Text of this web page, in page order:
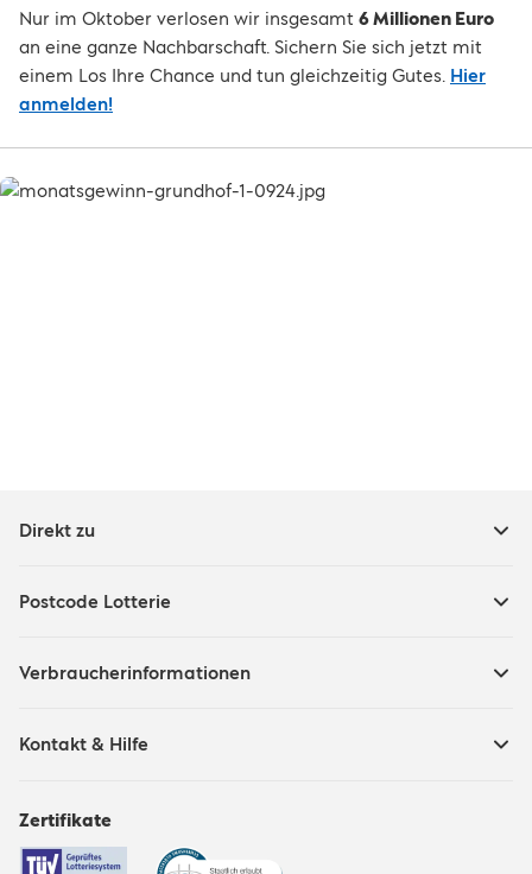
Nur im Oktober verlosen wir insgesamt 6 Millionen Euro
an eine ganze Nachbarschaft. Sichern Sie sich jetzt mit
einem Los Ihre Chance und tun gleichzeitig Gutes. Hier
anmelden!
Direkt zu
Postcode Lotterie
Verbraucherinformationen
Kontakt & Hilfe
Zertifikate